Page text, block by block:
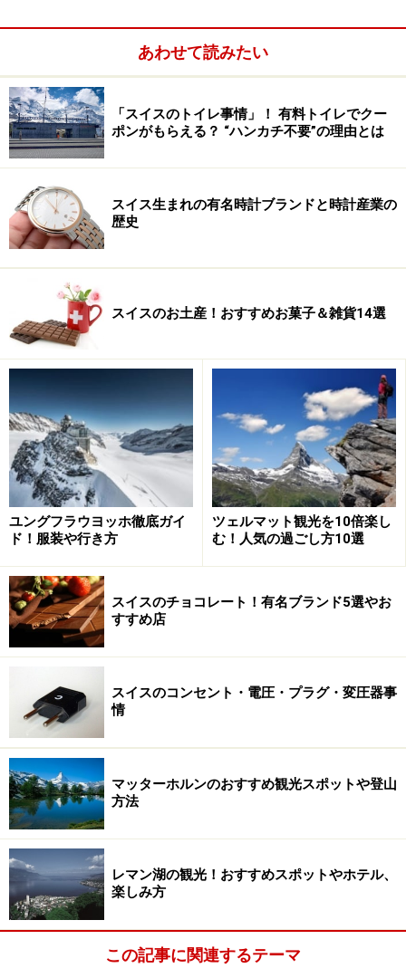
まで行くことができます。ケーブルカーの所要は7分。5
月上旬～10月中旬の9:00～17:00の間、30分毎の運行。
冬期運休。料金は大人片道7スイスフラン。往復10スイ
スフラン。
バスの乗り換えなどで時間があれば立ち寄ってみたい
マイリンゲンにはシャーロック・ホームズ記念館もあ
り、ロンドン、ベイカーストリートのホームズとワトソ
ンの居間を再現。二人が持っていた小物の複製品などが
展示されています。
場所はマイリンゲン鉄道駅近くにある英国教会の地下。
ロンドンのシャーロック・ホームズ協会の支援のもと、
シャーロック・ホームズ没後100周年にあたる1991年に
完成しました。オープニングの日には、著者アーサー・
コナン・ドイルの娘、ジーン・コナン・ドイルも出席し
ました。
＜DATA＞
■シャーロック・ホームズ記念館 Scherlock Holmes
Museum
住所：Conan Doyle Square, CH-3860 Meiringen
TEL：033-972 50 00
営業時間：5月～10月中旬は毎日13:30～18:00、12月～4
月は水・日の16:30～18：00
入場料：大人4スイスフラン
マイリンゲンの近くには、急流の川が作り出した自然の
造形で、遊歩道が整備されているアーレ峡谷もあるの
で、ライヒェンバッハの滝見物と合わせて訪れることも
できます。
※記事内容は執筆時点のものです。最新の内容をご確認くださ
い。
※海外を訪れる際には最新情報の入手に努め、「
」を確認するなど、安全確保に十分注意を払ってく
あわせて読みたい
「スイスのトイレ事情」！ 有料トイレでクー
ポンがもらえる？ “ハンカチ不要”の理由とは
スイス生まれの有名時計ブランドと時計産業の
歴史
スイスのお土産！おすすめお菓子＆雑貨14選
ユングフラウヨッホ徹底ガイ
ド！服装や行き方
ツェルマット観光を10倍楽し
む！人気の過ごし方10選
スイスのチョコレート！有名ブランド5選やお
すすめ店
スイスのコンセント・電圧・プラグ・変圧器事
情
マッターホルンのおすすめ観光スポットや登山
方法
レマン湖の観光！おすすめスポットやホテル、
楽しみ方
この記事に関連するテーマ